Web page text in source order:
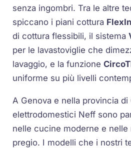
senza ingombri. Tra le altre
spiccano i piani cottura
di cottura flessibili, il sistema
per le lavastoviglie che
lavaggio, e la funzione
uniforme su più livelli
A Genova e nella provincia di
elettrodomestici Neff sono
nelle cucine moderne e nelle
pregio. I modelli che i nostri